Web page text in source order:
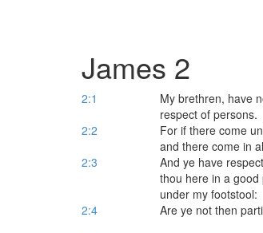
James 2
2:1
My brethren, have
respect of persons.
2:2
For if there come
and there come in
2:3
And ye have
thou here in a
under my footstool:
2:4
Are ye not then